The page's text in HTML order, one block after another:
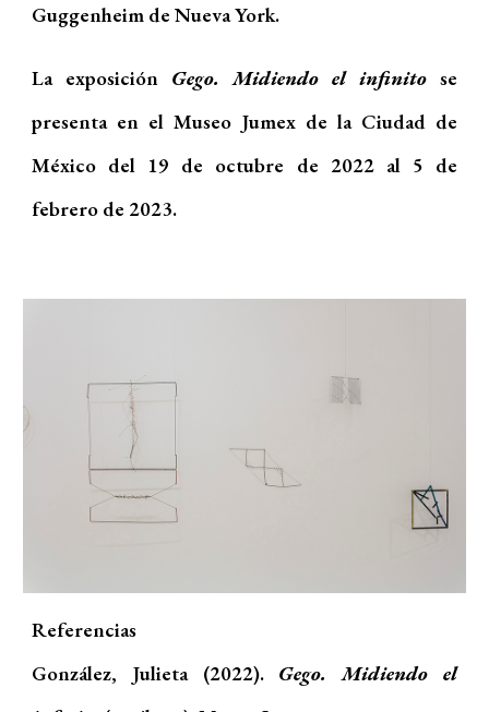
Guggenheim de Nueva York.
La exposición Gego. Midiendo el infinitose
presenta en el Museo Jumex de la Ciudad de
México del 19 de octubre de 2022 al 5 de
febrero de 2023.
Referencias
González, Julieta (2022). Gego. Midiendo el